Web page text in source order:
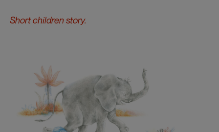
Short children story.